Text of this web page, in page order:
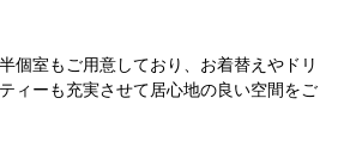
個室もご用意しており、お着替えやドリ
ィーも充実させて居心地の良い空間をご